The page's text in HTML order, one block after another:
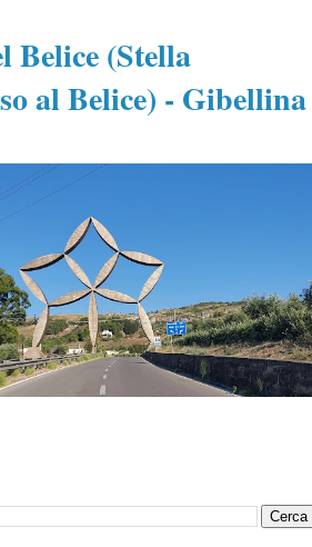
Belice (Stella
al Belice) - Gibellina